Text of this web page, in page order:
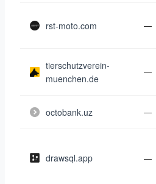
rst-moto.com —
tierschutzverein-
muenchen.de
—
octobank.uz —
drawsql.app —